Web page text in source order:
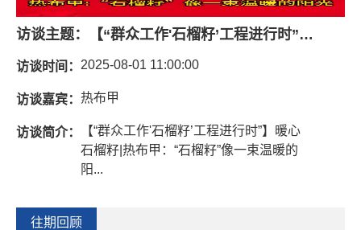
访谈主题： 【“群众工作'石榴籽’工程进行时”】暖心石榴籽 |热布甲：“石榴籽”像一束温暖的阳光
访谈时间： 2025-08-01 11:00:00
访谈嘉宾： 热布甲
访谈简介：
【“群众工作'石榴籽’工程进行时”】暖心
石榴籽|热布甲：“石榴籽”像一束温暖的
阳...
往期回顾